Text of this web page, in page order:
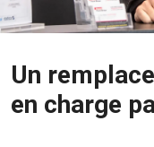
Un
en charge